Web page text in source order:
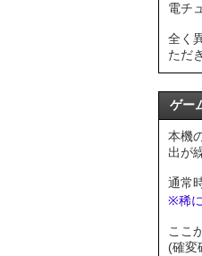
電チ
全く
ただ
ゲー
本機
出が
通常
※稀
ここ
(確変